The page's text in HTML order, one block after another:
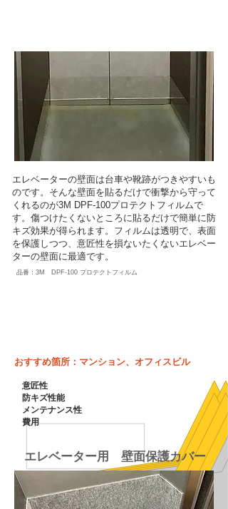
エレベーターの壁面は台車や靴跡がつきやすいも
のです。そんな壁面を貼るだけで衝撃から守って
くれるのが3M DPF-100プロテクトフィルムで
す。傷つけたくないところに貼るだけで簡単に防
キズ効果が得られます。フィルムは透明で、表面
を保護しつつ、意匠性を損ないたくないエレベー
ターの壁面に最適です。
品番：3M DPF-100 プロテクトフィルム
​おすすめ箇所：マンション、オフィスビル
意匠性
メンテナンス性
費用
​防キズ性能
エレベーター用 壁面保護カバー